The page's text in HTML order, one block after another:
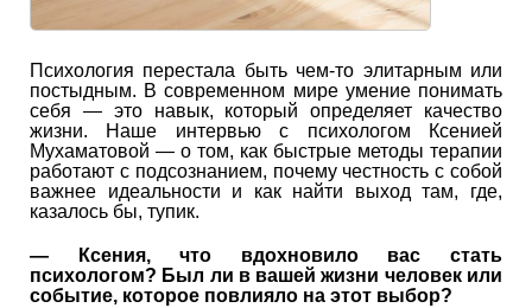
Психология перестала быть чем-то элитарным или
постыдным. В современном мире умение понимать
себя — это навык, который определяет качество
жизни. Наше интервью с психологом Ксенией
Мухаматовой — о том, как быстрые методы терапии
работают с подсознанием, почему честность с собой
важнее идеальности и как найти выход там, где,
казалось бы, тупик.
— Ксения, что вдохновило вас стать
психологом? Был ли в вашей жизни человек или
событие, которое повлияло на этот выбор?